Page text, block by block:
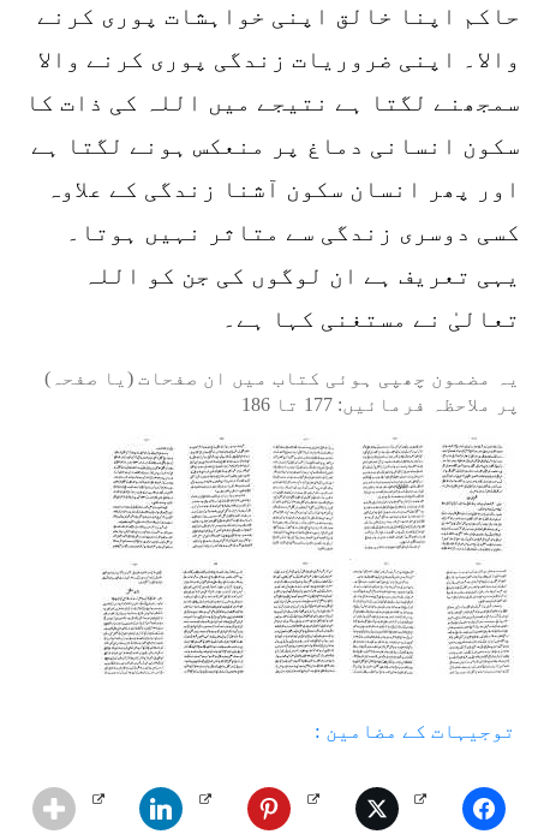
حاکم اپنا خالق اپنی خواہشات پوری کرنے
والا۔ اپنی ضروریات زندگی پوری کرنے والا
سمجھنے لگتا ہے نتیجے میں اللہ کی ذات کا
سکون انسانی دماغ پر منعکس ہونے لگتا ہے
اور پھر انسان سکون آشنا زندگی کے علاوہ
کسی دوسری زندگی سے متاثر نہیں ہوتا۔
یہی تعریف ہے ان لوگوں کی جن کو اللہ
تعالیٰ نے مستغنی کہا ہے۔
یہ مضمون چھپی ہوئی کتاب میں ان صفحات (یا صفحہ)
پر ملاحظہ فرمائیں: 177 تا 186
توجیہات کے مضامین :
5 - اللہ کا نور
6 - دوسرے سیاروں کی مخلوق